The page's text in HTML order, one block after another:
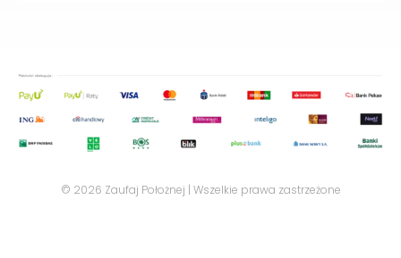
© 2026 Zaufaj Położnej | Wszelkie prawa zastrzeżone